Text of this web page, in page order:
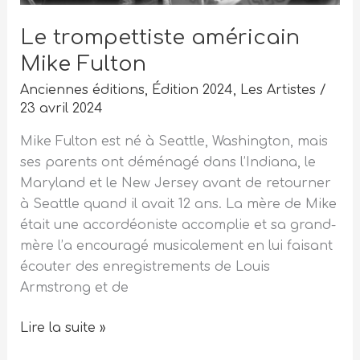
Le trompettiste américain
Mike Fulton
Anciennes éditions, Édition 2024, Les Artistes /
23 avril 2024
Mike Fulton est né à Seattle, Washington, mais
ses parents ont déménagé dans l’Indiana, le
Maryland et le New Jersey avant de retourner
à Seattle quand il avait 12 ans. La mère de Mike
était une accordéoniste accomplie et sa grand-
mère l’a encouragé musicalement en lui faisant
écouter des enregistrements de Louis
Armstrong et de
Lire la suite »